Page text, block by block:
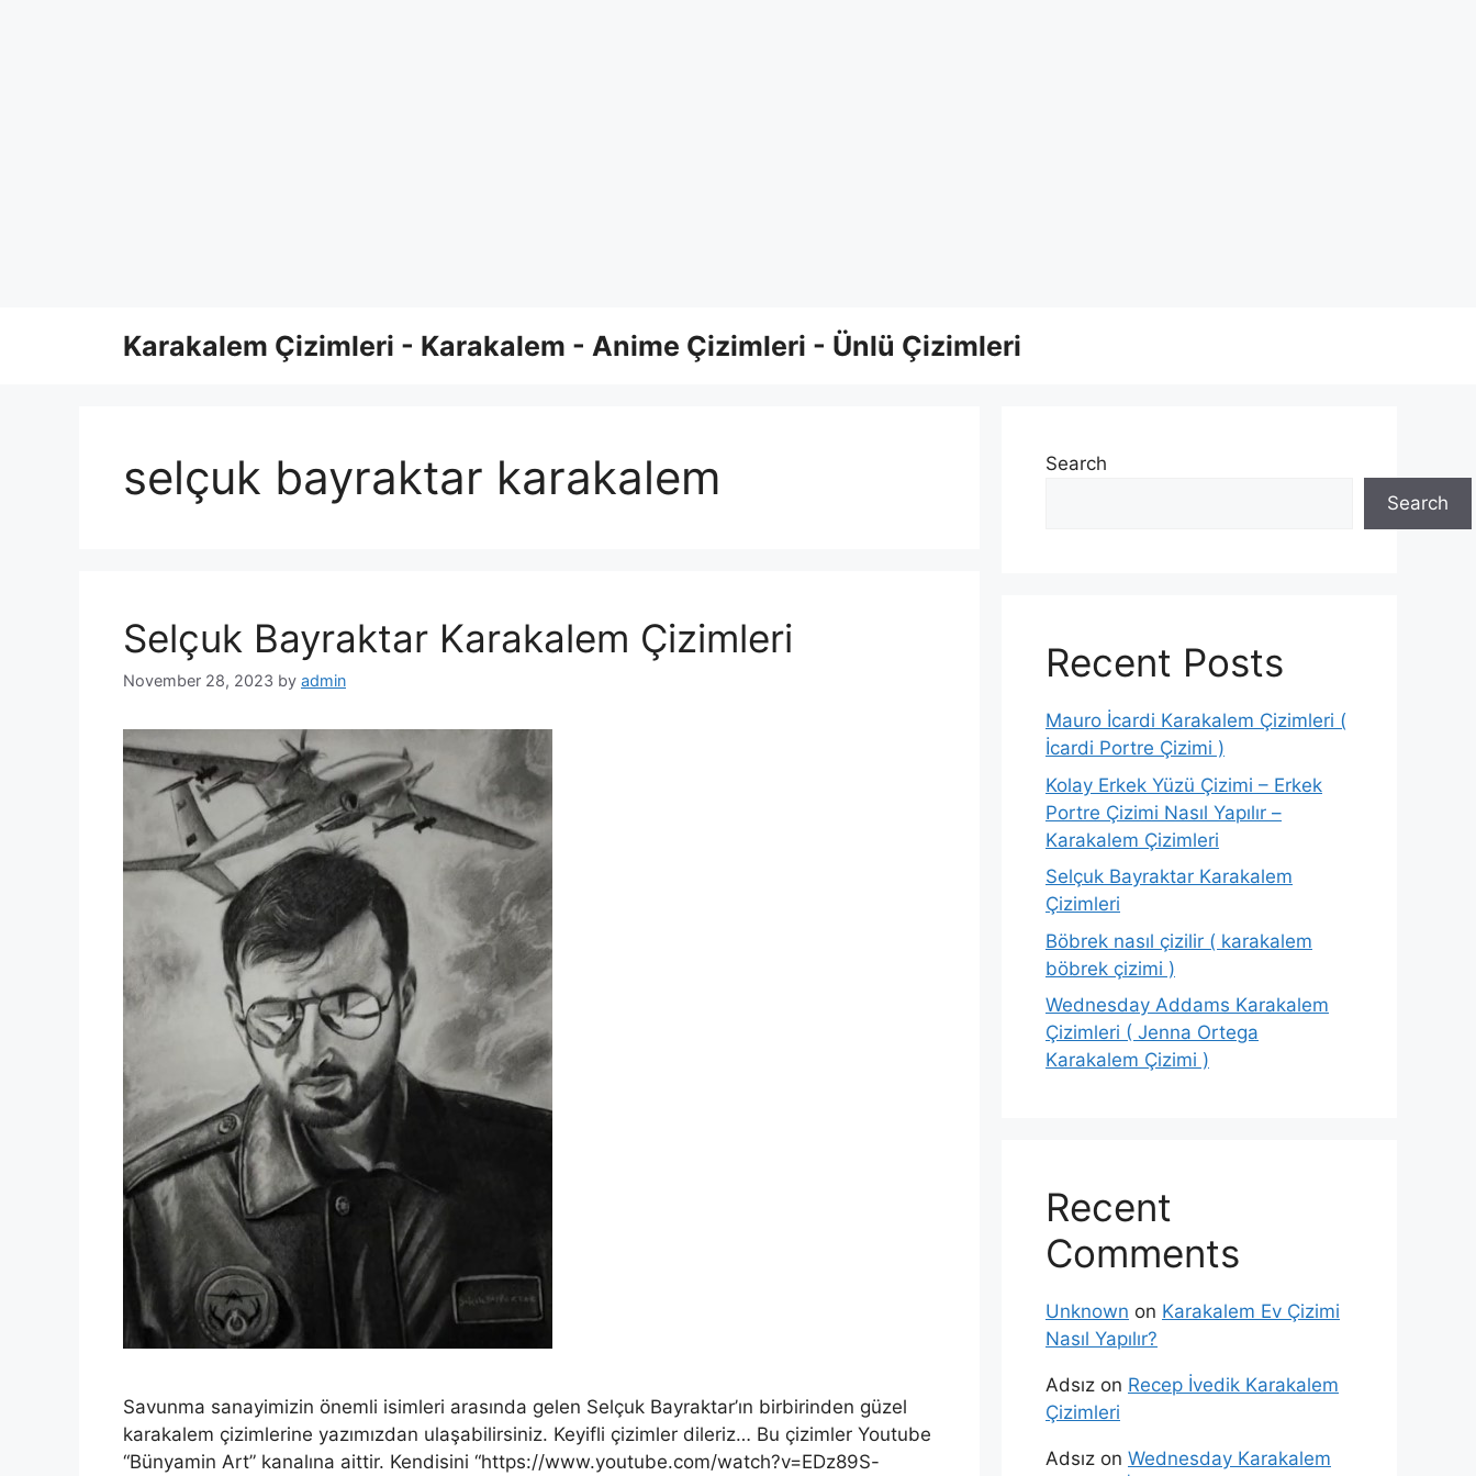
Karakalem Çizimleri - Karakalem - Anime Çizimleri - Ünlü Çizimleri
selçuk bayraktar karakalem
Selçuk Bayraktar Karakalem Çizimleri
November 28, 2023 by admin
Savunma sanayimizin önemli isimleri arasında gelen Selçuk Bayraktar’ın birbirinden güzel
karakalem çizimlerine yazımızdan ulaşabilirsiniz. Keyifli çizimler dileriz… Bu çizimler Youtube
“Bünyamin Art” kanalına aittir. Kendisini “https://www.youtube.com/watch?v=EDz89S-
Search
Search
Recent Posts
Mauro İcardi Karakalem Çizimleri (
İcardi Portre Çizimi )
Kolay Erkek Yüzü Çizimi – Erkek
Portre Çizimi Nasıl Yapılır –
Karakalem Çizimleri
Selçuk Bayraktar Karakalem
Çizimleri
Böbrek nasıl çizilir ( karakalem
böbrek çizimi )
Wednesday Addams Karakalem
Çizimleri ( Jenna Ortega
Karakalem Çizimi )
Recent
Comments
Unknown on Karakalem Ev Çizimi
Nasıl Yapılır?
Adsız on Recep İvedik Karakalem
Çizimleri
Adsız on Wednesday Karakalem